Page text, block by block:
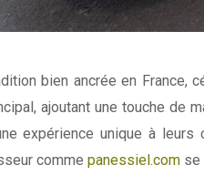
bien ancrée en
ajoutant une touche de
expérience unique à
comme panessiel.com se